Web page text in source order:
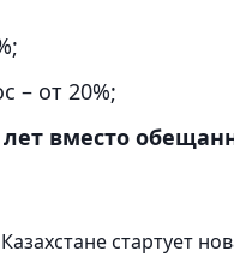
– от 20%;
лет вместо
стартует